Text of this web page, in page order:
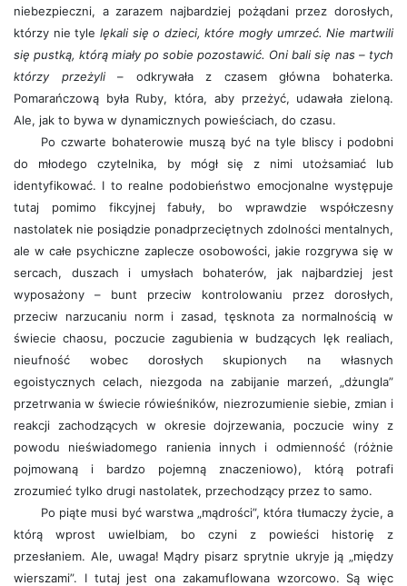
niebezpieczni, a zarazem najbardziej pożądani przez dorosłych,
którzy nie tyle lękali się o dzieci, które mogły umrzeć. Nie martwili
się pustką, którą miały po sobie pozostawić. Oni bali się nas – tych
którzy przeżyli– odkrywała z czasem główna bohaterka.
Pomarańczową była Ruby, która, aby przeżyć, udawała zieloną.
Ale, jak to bywa w dynamicznych powieściach, do czasu.
Po czwarte bohaterowie muszą być na tyle bliscy i podobni
do młodego czytelnika, by mógł się z nimi utożsamiać lub
identyfikować. I to realne podobieństwo emocjonalne występuje
tutaj pomimo fikcyjnej fabuły, bo wprawdzie współczesny
nastolatek nie posiądzie ponadprzeciętnych zdolności mentalnych,
ale w całe psychiczne zaplecze osobowości, jakie rozgrywa się w
sercach, duszach i umysłach bohaterów, jak najbardziej jest
wyposażony – bunt przeciw kontrolowaniu przez dorosłych,
przeciw narzucaniu norm i zasad, tęsknota za normalnością w
świecie chaosu, poczucie zagubienia w budzących lęk realiach,
nieufność wobec dorosłych skupionych na własnych
egoistycznych celach, niezgoda na zabijanie marzeń, „dżungla”
przetrwania w świecie rówieśników, niezrozumienie siebie, zmian i
reakcji zachodzących w okresie dojrzewania, poczucie winy z
powodu nieświadomego ranienia innych i odmienność (różnie
pojmowaną i bardzo pojemną znaczeniowo), którą potrafi
zrozumieć tylko drugi nastolatek, przechodzący przez to samo.
Po piąte musi być warstwa „mądrości”, która tłumaczy życie, a
którą wprost uwielbiam, bo czyni z powieści historię z
przesłaniem. Ale, uwaga! Mądry pisarz sprytnie ukryje ją „między
wierszami”. I tutaj jest ona zakamuflowana wzorcowo. Są więc